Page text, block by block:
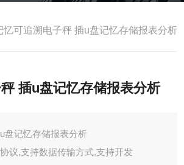
忆可追溯电子秤 插u盘记忆存储报表分析
插u盘记忆存储报表分析
盘记忆存储报表分析
议,支持数据传输方式,支持开发